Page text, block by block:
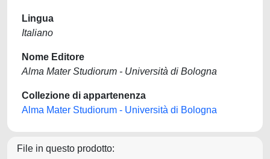
Lingua
Italiano
Nome Editore
Alma Mater Studiorum - Università di Bologna
Collezione di appartenenza
Alma Mater Studiorum - Università di Bologna
File in questo prodotto: